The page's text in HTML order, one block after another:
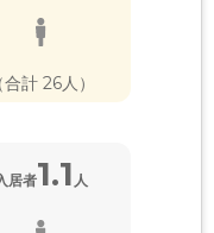
合計 26人）
居者1.1 人